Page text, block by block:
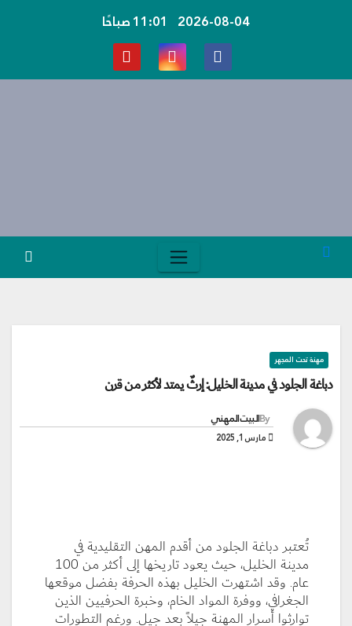
2026-08-04 11:01 صباحًا
مهنة تحت المجهر
دباغة الجلود في مدينة الخليل: إرثٌ يمتد لأكثر من قرن
Byالبيت المهني
مارس 1, 2025
تُعتبر دباغة الجلود من أقدم المهن التقليدية في
مدينة الخليل، حيث يعود تاريخها إلى أكثر من 100
عام. وقد اشتهرت الخليل بهذه الحرفة بفضل موقعها
الجغرافي، ووفرة المواد الخام، وخبرة الحرفيين الذين
توارثوا أسرار المهنة جيلاً بعد جيل. ورغم التطورات